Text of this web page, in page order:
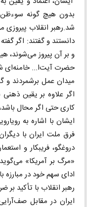
بدون هیچ گونه
شد.رهبر انقلاب پیروزی
دانستند و گفتند: اگر
و بر آن پیروز می‌شوند،
حضرت آیت‌ا... خامنه‌ای
میدان عمل برشمردند و
اگر علاوه بر یقین
کاری حتی اگر محال
ایشان با اشاره به
فرق ملت ایران با
دروغگو، فریبکار و
«مرگ بر آمریکا»
ادای سهم خود در مبارزه
ایران در مقابل